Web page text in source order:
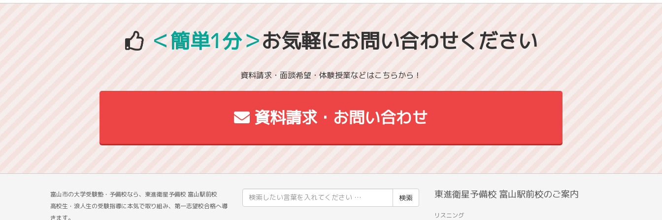
＜簡単1分＞お気軽にお問い合わせください
資料請求・面談希望・体験授業などはこちらから！
資料請求・お問い合わせ
富山市の大学受験塾・予備校なら、東進衛星予備校 富山駅前校
高校生・浪人生の受験指導に本気で取り組み、第一志望校合格へ導
きます。
索
東進衛星予備校 富山駅前校のご案内
リスニング